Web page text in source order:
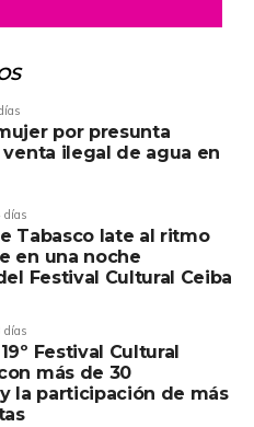
por presunta
ilegal de agua en
días
Tabasco late al ritmo
en una noche
Festival Cultural Ceiba
días
Festival Cultural
más de 30
la participación de más